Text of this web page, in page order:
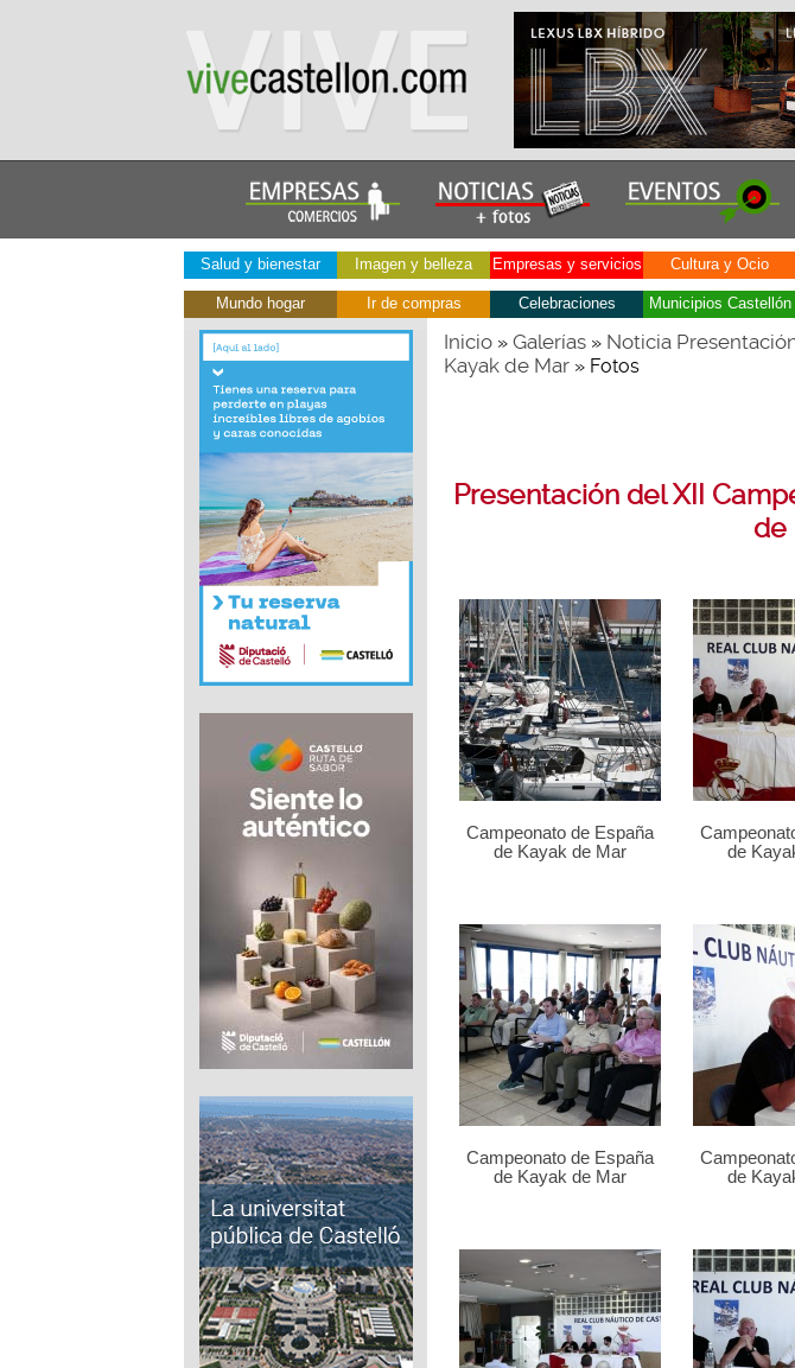
Salud y bienestar Imagen y belleza Empresas y servicios Cultura y Ocio
Mundo hogar Ir de compras Celebraciones Municipios Castellón
Inicio» Galerías» Noticia
Kayak de Mar» Fotos
Presentación del XII
de
Campeonato de España
de Kayak de Mar
de
Campeonato de España
de Kayak de Mar
de